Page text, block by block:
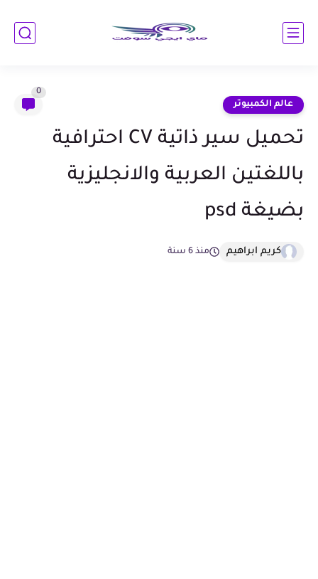
عالم الكمبيوتر
0
تحميل سير ذاتية CV احترافية
باللغتين العربية والانجليزية
بضيغة psd
كريم ابراهيم منذ 6 سنة